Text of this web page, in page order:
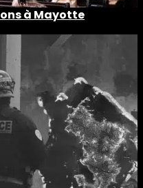
à Mayotte